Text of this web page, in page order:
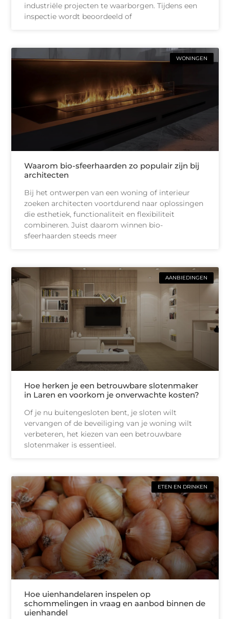
industriële projecten te waarborgen. Tijdens een
inspectie wordt beoordeeld of
WONINGEN
Waarom bio-sfeerhaarden zo populair zijn bij
architecten
Bij het ontwerpen van een woning of interieur
zoeken architecten voortdurend naar oplossingen
die esthetiek, functionaliteit en flexibiliteit
combineren. Juist daarom winnen bio-
sfeerhaarden steeds meer
AANBIEDINGEN
Hoe herken je een betrouwbare slotenmaker
in Laren en voorkom je onverwachte kosten?
Of je nu buitengesloten bent, je sloten wilt
vervangen of de beveiliging van je woning wilt
verbeteren, het kiezen van een betrouwbare
slotenmaker is essentieel.
ETEN EN DRINKEN
Hoe uienhandelaren inspelen op
schommelingen in vraag en aanbod binnen de
uienhandel